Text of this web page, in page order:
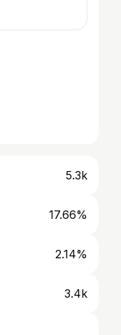
5.3k
17.66%
2.14%
3.4k